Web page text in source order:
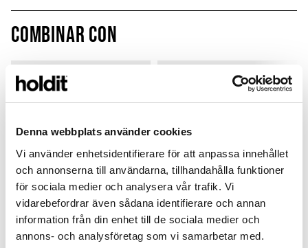
Denna webbplats använder cookies
Vi använder enhetsidentifierare för att anpassa innehållet
och annonserna till användarna, tillhandahålla funktioner
för sociala medier och analysera vår trafik. Vi
vidarebefordrar även sådana identifierare och annan
information från din enhet till de sociala medier och
annons- och analysföretag som vi samarbetar med.
Combinar con